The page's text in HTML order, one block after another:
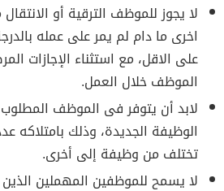
لا يجوز للموظف الترقية أو
على الاقل، مع استثناء الإجازات
الموظف خلال العمل.
لابد أن يتوفر فى الموظف المطلوب
الوظيفة الجديدة، وذلك بامتلاكه
تختلف من وظيفة إلى أخرى.
لا يسمح للموظفين المهملين الذين